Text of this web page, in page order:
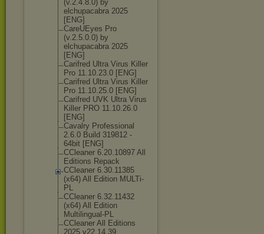
(v.2.4.8.0) by
elchupacabra 2025
[ENG]
CareUEyes Pro
(v.2.5.0.0) by
elchupacabra 2025
[ENG]
Carifred Ultra Virus Killer
Pro 11.10.23.0 [ENG]
Carifred Ultra Virus Killer
Pro 11.10.25.0 [ENG]
Carifred UVK Ultra Virus
Killer PRO 11.10.26.0
[ENG]
Cavalry Professional
2.6.0 Build 319812 -
64bit [ENG]
CCleaner 6.20.10897 All
Editions Repack
CCleaner 6.30.11385
(x64) All Edition MULTi-
PL
CCleaner 6.32.11432
(x64) All Edition
Multilingual-P L
CCleaner All Editions
2025 v22.14.39